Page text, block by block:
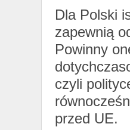
Dla Polski
zapewnią
Powinny
czyli
przed UE.